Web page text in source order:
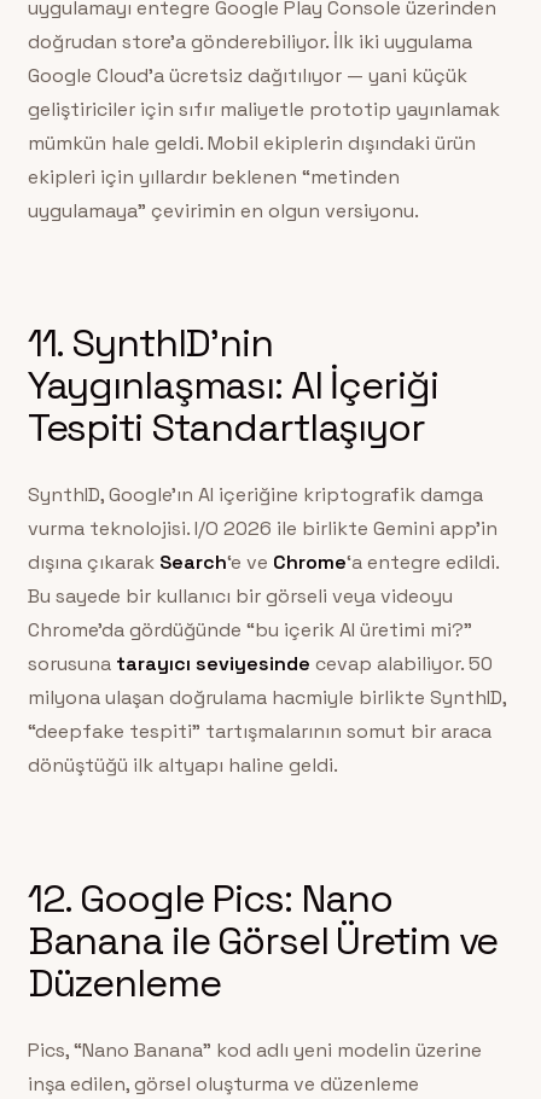
uygulamayı entegre Google Play Console üzerinden
doğrudan store’a gönderebiliyor. İlk iki uygulama
Google Cloud’a ücretsiz dağıtılıyor — yani küçük
geliştiriciler için sıfır maliyetle prototip yayınlamak
mümkün hale geldi. Mobil ekiplerin dışındaki ürün
ekipleri için yıllardır beklenen “metinden
uygulamaya” çevirimin en olgun versiyonu.
11. SynthID’nin
Yaygınlaşması: AI İçeriği
Tespiti Standartlaşıyor
SynthID, Google’ın AI içeriğine kriptografik damga
vurma teknolojisi. I/O 2026 ile birlikte Gemini app’in
dışına çıkarak Search‘e ve Chrome‘a entegre edildi.
Bu sayede bir kullanıcı bir görseli veya videoyu
Chrome’da gördüğünde “bu içerik AI üretimi mi?”
sorusuna tarayıcı seviyesinde cevap alabiliyor. 50
milyona ulaşan doğrulama hacmiyle birlikte SynthID,
“deepfake tespiti” tartışmalarının somut bir araca
dönüştüğü ilk altyapı haline geldi.
12. Google Pics: Nano
Banana ile Görsel Üretim ve
Düzenleme
Pics, “Nano Banana” kod adlı yeni modelin üzerine
inşa edilen, görsel oluşturma ve düzenleme